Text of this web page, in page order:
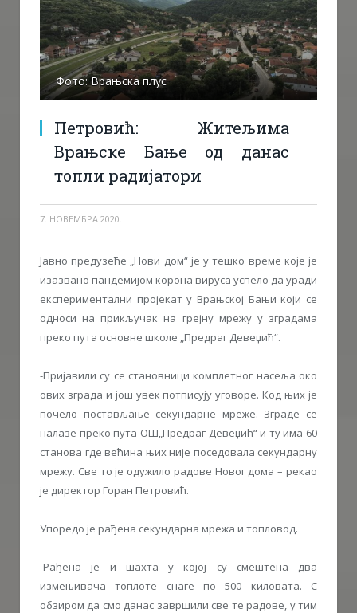
Фото: Врањска плус
Петровић: Житељима
Врањске Бање од данас
топли радијатори
7. НОВЕМБРА 2020.
Јавно предузеће „Нови дом“ је у тешко време које је
изазвано пандемијом корона вируса успело да уради
експериментални пројекат у Врањској Бањи који се
односи на прикључак на грејну мрежу у зградама
преко пута основне школе „Предраг Девеџић“.
-Пријавили су се становници комплетног насеља око
ових зграда и још увек потписују уговоре. Код њих је
почело постављање секундарне мреже. Зграде се
налазе преко пута ОШ„Предраг Девеџић“ и ту има 60
станова где већина њих није поседовала секундарну
мрежу. Све то је одужило радове Новог дома – рекао
је директор Горан Петровић.
Упоредо је рађена секундарна мрежа и топловод.
-Рађена је и шахта у којој су смештена два
измењивача топлоте снаге по 500 киловата. С
обзиром да смо данас завршили све те радове, у тим